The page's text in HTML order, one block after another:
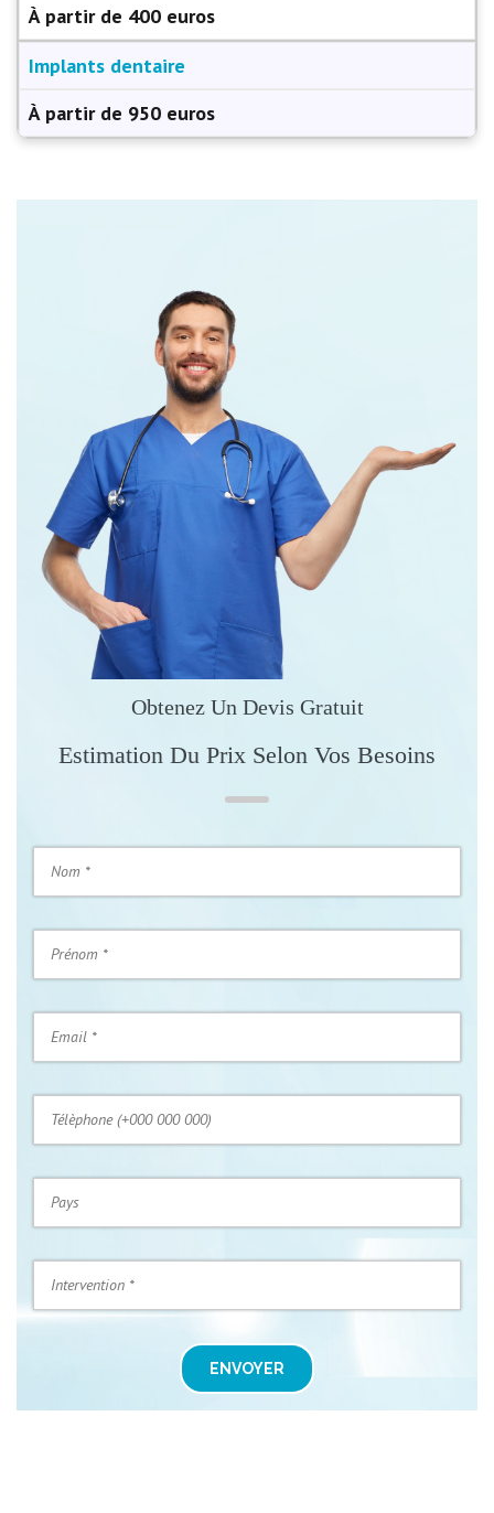
À partir de 400 euros
Implants dentaire
À partir de 950 euros
Obtenez Un Devis Gratuit
Estimation Du Prix Selon Vos Besoins
ENVOYER